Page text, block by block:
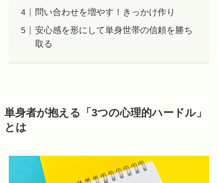
問い合わせを増やす！きっかけ作り
安心感を形にして単身世帯の信頼を勝ち
取る
単身者が抱える「3つの心理的ハードル」
とは